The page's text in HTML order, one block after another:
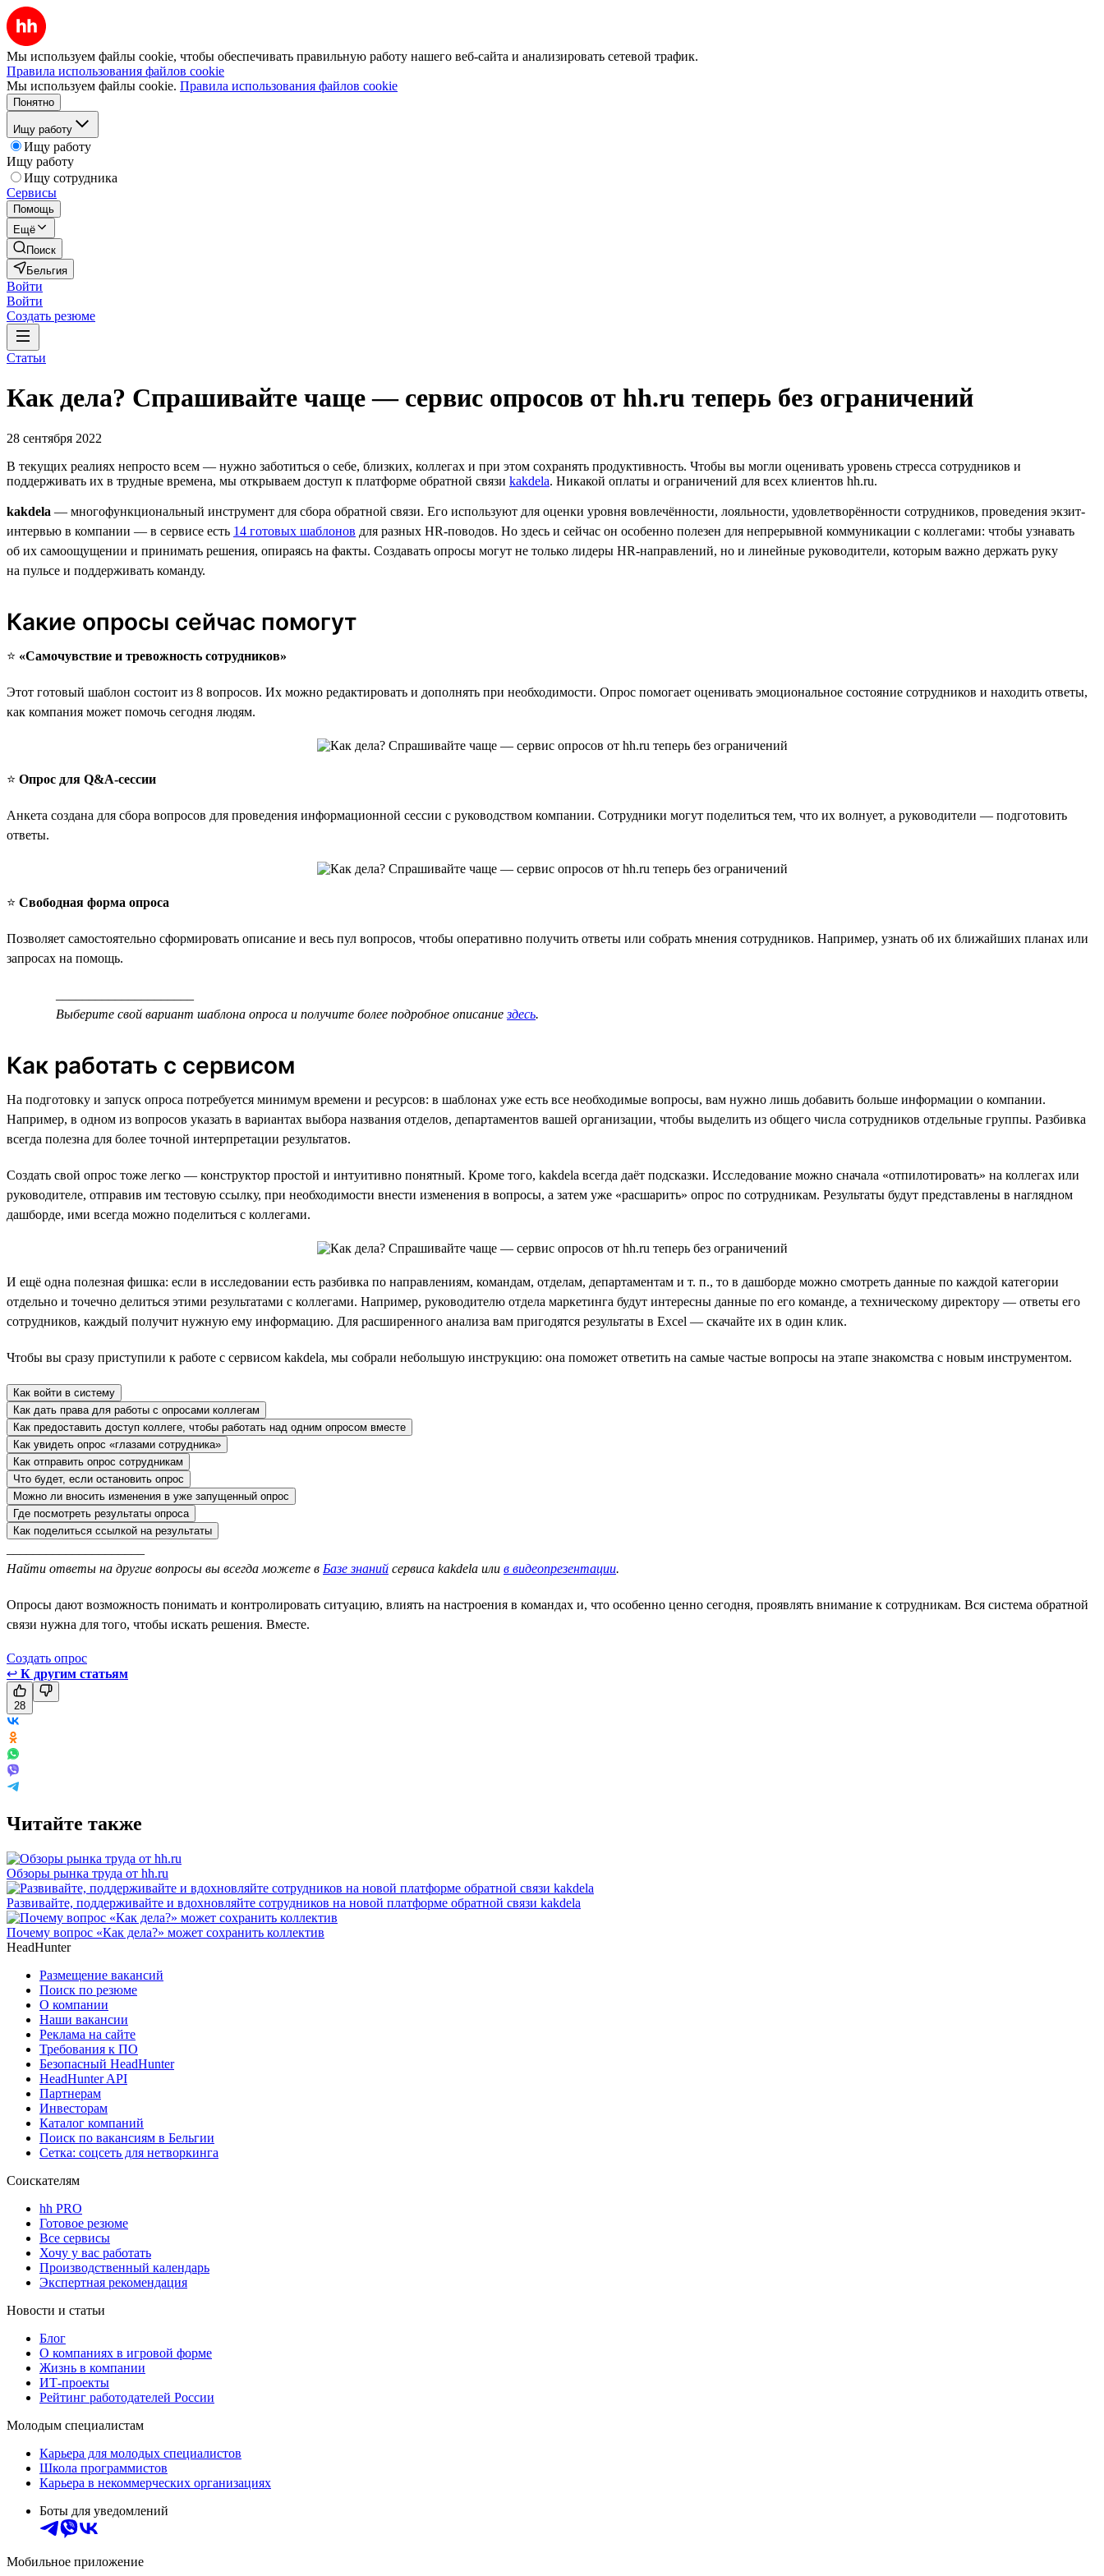
Мы используем файлы cookie, чтобы обеспечивать правильную работу нашего веб-сайта и анализировать сетевой трафик.
Правила использования файлов cookie
Мы используем файлы cookie. Правила использования файлов cookie
Понятно
Ищу работу
Ищу работу
Ищу работу
Ищу сотрудника
Сервисы
Помощь
Ещё
Поиск
Бельгия
Войти
Войти
Создать резюме
Статьи
Как дела? Спрашивайте чаще — сервис опросов от hh.ru теперь без ограничений
28 сентября 2022
В текущих реалиях непросто всем — нужно заботиться о себе, близких, коллегах и при этом сохранять продуктивность. Чтобы вы могли оценивать уровень стресса сотрудников и
поддерживать их в трудные времена, мы открываем доступ к платформе обратной связи kakdela. Никакой оплаты и ограничений для всех клиентов hh.ru.
kakdela — многофункциональный инструмент для сбора обратной связи. Его используют для оценки уровня вовлечённости, лояльности, удовлетворённости сотрудников, проведения экзит-
интервью в компании — в сервисе есть 14 готовых шаблонов для разных HR-поводов. Но здесь и сейчас он особенно полезен для непрерывной коммуникации с коллегами: чтобы узнавать
об их самоощущении и принимать решения, опираясь на факты. Создавать опросы могут не только лидеры HR-направлений, но и линейные руководители, которым важно держать руку
на пульсе и поддерживать команду.
Какие опросы сейчас помогут
⭐️ «Самочувствие и тревожность сотрудников»
Этот готовый шаблон состоит из 8 вопросов. Их можно редактировать и дополнять при необходимости. Опрос помогает оценивать эмоциональное состояние сотрудников и находить ответы,
как компания может помочь сегодня людям.
⭐️ Опрос для Q&A-сессии
Анкета создана для сбора вопросов для проведения информационной сессии с руководством компании. Сотрудники могут поделиться тем, что их волнует, а руководители — подготовить
ответы.
⭐️ Свободная форма опроса
Позволяет самостоятельно сформировать описание и весь пул вопросов, чтобы оперативно получить ответы или собрать мнения сотрудников. Например, узнать об их ближайших планах или
запросах на помощь.
Выберите свой вариант шаблона опроса и получите более подробное описаниездесь.
Как работать с сервисом
На подготовку и запуск опроса потребуется минимум времени и ресурсов: в шаблонах уже есть все необходимые вопросы, вам нужно лишь добавить больше информации о компании.
Например, в одном из вопросов указать в вариантах выбора названия отделов, департаментов вашей организации, чтобы выделить из общего числа сотрудников отдельные группы. Разбивка
всегда полезна для более точной интерпретации результатов.
Создать свой опрос тоже легко — конструктор простой и интуитивно понятный. Кроме того, kakdela всегда даёт подсказки. Исследование можно сначала «отпилотировать» на коллегах или
руководителе, отправив им тестовую ссылку, при необходимости внести изменения в вопросы, а затем уже «расшарить» опрос по сотрудникам. Результаты будут представлены в наглядном
дашборде, ими всегда можно поделиться с коллегами.
И ещё одна полезная фишка: если в исследовании есть разбивка по направлениям, командам, отделам, департаментам и т. п., то в дашборде можно смотреть данные по каждой категории
отдельно и точечно делиться этими результатами с коллегами. Например, руководителю отдела маркетинга будут интересны данные по его команде, а техническому директору — ответы его
сотрудников, каждый получит нужную ему информацию. Для расширенного анализа вам пригодятся результаты в Excel — скачайте их в один клик.
Чтобы вы сразу приступили к работе с сервисом kakdela, мы собрали небольшую инструкцию: она поможет ответить на самые частые вопросы на этапе знакомства с новым инструментом.
Как войти в систему
Как дать права для работы с опросами коллегам
Как предоставить доступ коллеге, чтобы работать над одним опросом вместе
Как увидеть опрос «глазами сотрудника»
Как отправить опрос сотрудникам
Что будет, если остановить опрос
Можно ли вносить изменения в уже запущенный опрос
Где посмотреть результаты опроса
Как поделиться ссылкой на результаты
Найти ответы на другие вопросы вы всегда можете в Базе знаний сервиса kakdela или в видеопрезентации.
Опросы дают возможность понимать и контролировать ситуацию, влиять на настроения в командах и, что особенно ценно сегодня, проявлять внимание к сотрудникам. Вся система обратной
связи нужна для того, чтобы искать решения. Вместе.
Создать опрос
↩ К другим статьям
28
Читайте также
Обзоры рынка труда от hh.ru
Развивайте, поддерживайте и вдохновляйте сотрудников на новой платформе обратной связи kakdela
Почему вопрос «Как дела?» может сохранить коллектив
HeadHunter
Размещение вакансий
Поиск по резюме
О компании
Наши вакансии
Реклама на сайте
Требования к ПО
Безопасный HeadHunter
HeadHunter API
Партнерам
Инвесторам
Каталог компаний
Поиск по вакансиям в Бельгии
Сетка: соцсеть для нетворкинга
Соискателям
hh PRO
Готовое резюме
Все сервисы
Хочу у вас работать
Производственный календарь
Экспертная рекомендация
Новости и статьи
Блог
О компаниях в игровой форме
Жизнь в компании
ИТ-проекты
Рейтинг работодателей России
Молодым специалистам
Карьера для молодых специалистов
Школа программистов
Карьера в некоммерческих организациях
Боты для уведомлений
Мобильное приложение